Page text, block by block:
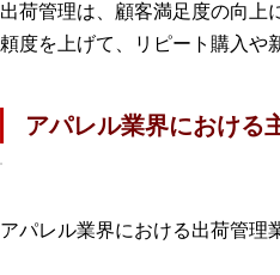
出荷管理は、顧客満足度の向上
頼度を上げて、リピート購入や
アパレル業界における
アパレル業界における出荷管理